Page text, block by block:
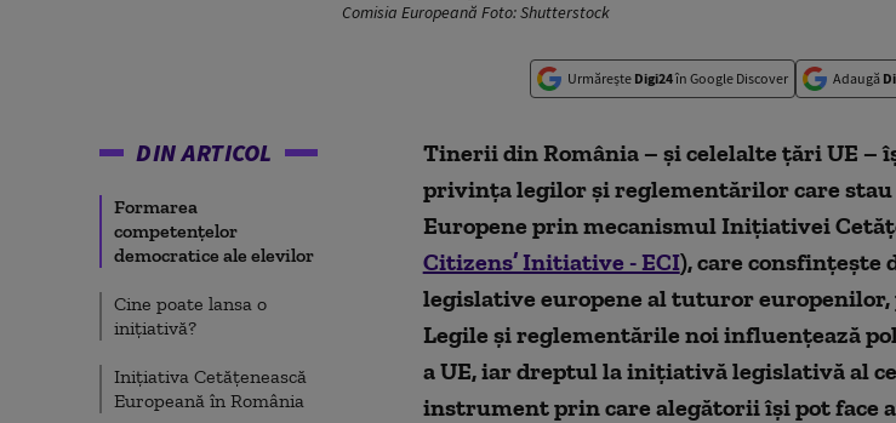
Comisia Europeană Foto: Shutterstock
Urmărește Digi24în Google Discover Adaugă
DIN ARTICOL
Formarea
competențelor
democratice ale elevilor
Cine poate lansa o
inițiativă?
Inițiativa Cetățenească
Europeană în România
Tinerii din România – și celelalte țări UE –
privința legilor și reglementărilor care
Europene prin mecanismul Inițiativei
Citizens’ Initiative - ECI), care
legislative europene al tuturor
Legile și reglementările noi influențează
a UE, iar dreptul la inițiativă legislativă al
instrument prin care alegătorii își pot face